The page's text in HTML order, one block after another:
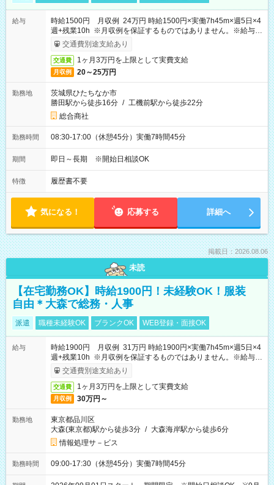
給与
時給1500円 月収例 24万円 時給1500円×実働7h45m×週5日×4
週+残業10h ※月収例を保証するものではありません。※給与即
受取りサービス利用可（利用条件有）
交通費別途支給あり
交通費 1ヶ月3万円を上限として実費支給
月収例 20～25万円
勤務地
茨城県ひたちなか市
勝田駅から徒歩16分 / 工機前駅から徒歩22分
総合商社
勤務時間 08:30-17:00（休憩45分）実働7時間45分
期間 即日～長期 ※開始日相談OK
特徴 履歴書不要
気になる！ 応募する 詳細へ
掲載日：2026.08.06
未読
【在宅勤務OK】時給1900円！未経験OK！服装
自由＊大森で総務・人事
派遣 職種未経験OK ブランクOK WEB登録・面接OK
給与
時給1900円 月収例 31万円 時給1900円×実働7h45m×週5日×4
週+残業10h ※月収例を保証するものではありません。※給与即
受取りサービス利用可（利用条件有）
交通費別途支給あり
交通費 1ヶ月3万円を上限として実費支給
月収例 30万円～
勤務地
東京都品川区
大森(東京都)駅から徒歩3分 / 大森海岸駅から徒歩6分
情報処理サ－ビス
勤務時間 09:00-17:30（休憩45分）実働7時間45分